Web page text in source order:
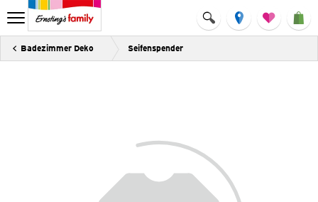
Badezimmer Deko Seifenspender